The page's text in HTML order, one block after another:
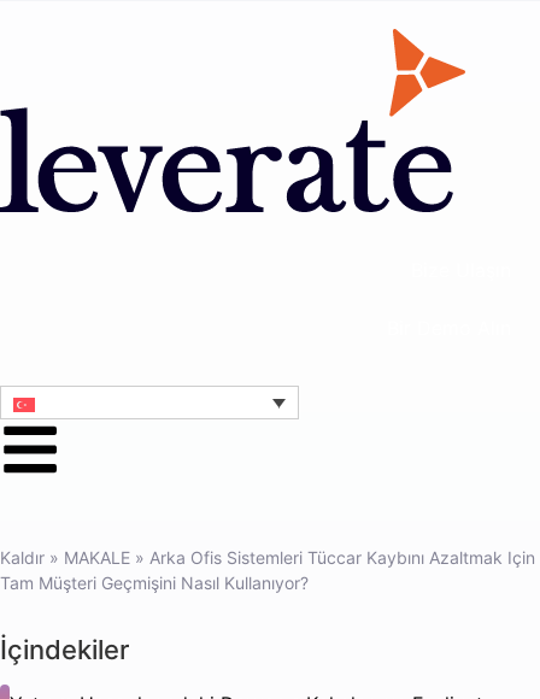
Kaldır » MAKALE » Arka Ofis Sistemleri Tüccar Kaybını Azaltmak Için
Tam Müşteri Geçmişini Nasıl Kullanıyor?
İçindekiler